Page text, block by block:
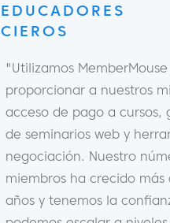
"Utilizamos
proporcionar a nuestros
acceso de pago a cursos,
de seminarios web y
negociación. Nuestro
miembros ha crecido más
años y tenemos la